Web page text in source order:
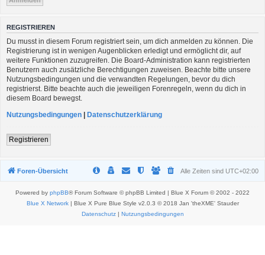
REGISTRIEREN
Du musst in diesem Forum registriert sein, um dich anmelden zu können. Die
Registrierung ist in wenigen Augenblicken erledigt und ermöglicht dir, auf
weitere Funktionen zuzugreifen. Die Board-Administration kann registrierten
Benutzern auch zusätzliche Berechtigungen zuweisen. Beachte bitte unsere
Nutzungsbedingungen und die verwandten Regelungen, bevor du dich
registrierst. Bitte beachte auch die jeweiligen Forenregeln, wenn du dich in
diesem Board bewegst.
Nutzungsbedingungen | Datenschutzerklärung
Registrieren
Foren-Übersicht Alle Zeiten sind UTC+02:00
Powered by phpBB® Forum Software © phpBB Limited | Blue X Forum © 2002 - 2022
Blue X Network| Blue X Pure Blue Style v2.0.3 © 2018 Jan 'theXME' Stauder
Datenschutz| Nutzungsbedingungen